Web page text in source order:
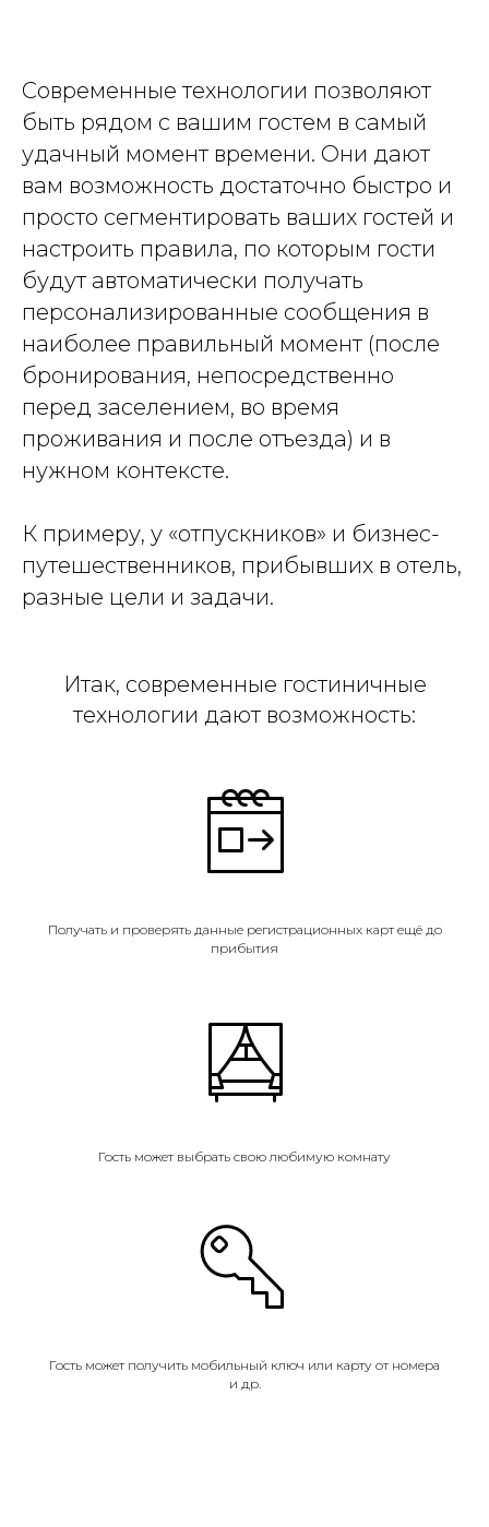
Современные технологии позволяют
быть рядом с вашим гостем в самый
удачный момент времени. Они дают
вам возможность достаточно быстро и
просто сегментировать ваших гостей и
настроить правила, по которым гости
будут автоматически получать
персонализированные сообщения в
наиболее правильный момент (после
бронирования, непосредственно
перед заселением, во время
проживания и после отъезда) и в
нужном контексте.
К примеру, у «отпускников» и бизнес-
путешественников, прибывших в отель,
разные цели и задачи.
Итак, современные гостиничные
технологии дают возможность:
Получать и проверять данные регистрационных карт ещё до
прибытия
Гость может выбрать свою любимую комнату
Гость может получить мобильный ключ или карту от номера
и др.